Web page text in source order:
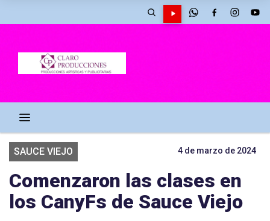
SAUCE VIEJO 4 de marzo de 2024
Comenzaron las clases en
los CanyFs de Sauce Viejo